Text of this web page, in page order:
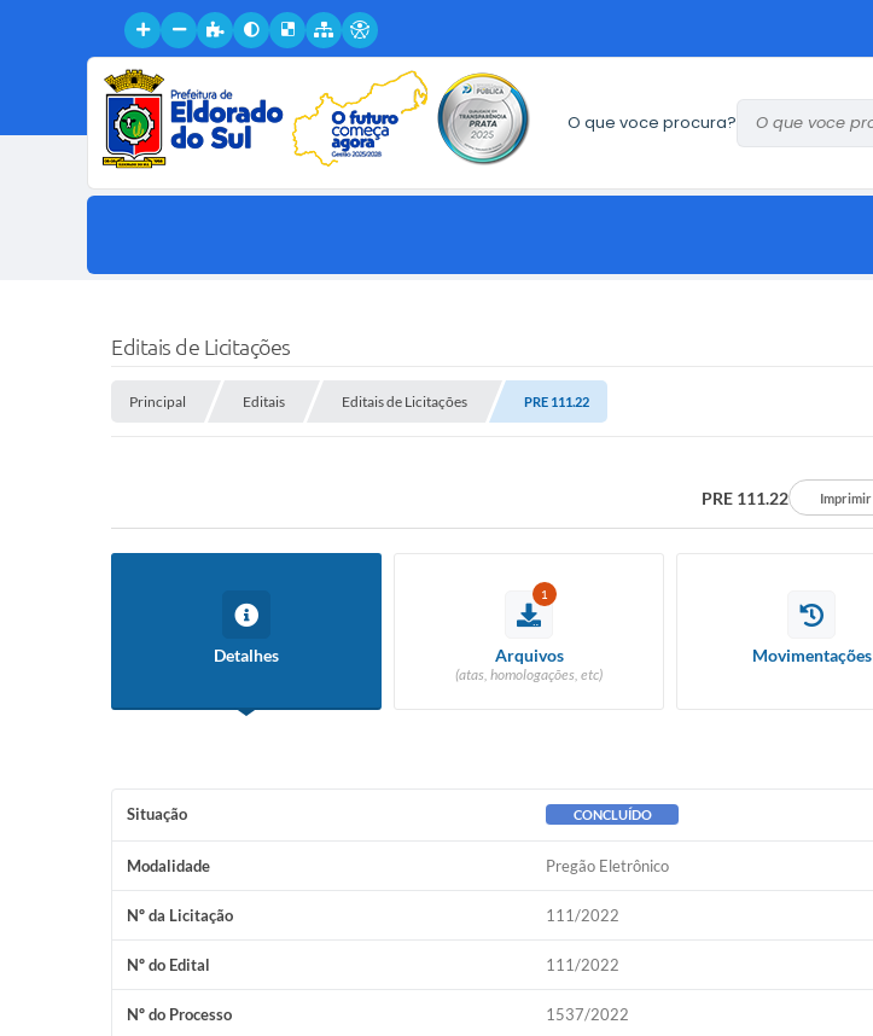
O que voce procura?
Editais de Licitações
Principal Editais Editais de Licitações PRE 111.22
PRE 111.22 Imprimir
Detalhes
1
Arquivos
(atas, homologações, etc)
Movimentações
Situação CONCLUÍDO
Modalidade Pregão Eletrônico
Nº da Licitação 111/2022
Nº do Edital 111/2022
Nº do Processo 1537/2022